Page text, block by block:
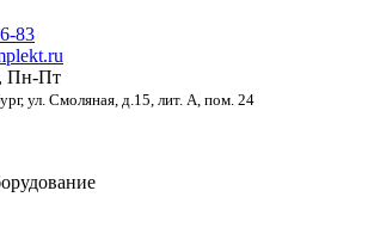
83
Пн-Пт
ул. Смоляная, д.15, лит. А, пом. 24